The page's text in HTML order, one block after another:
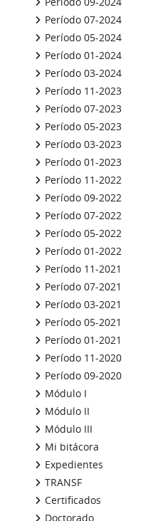
Período 07-2024
Período 05-2024
Período 01-2024
Período 03-2024
Período 11-2023
Período 07-2023
Período 05-2023
Período 03-2023
Período 01-2023
Período 11-2022
Período 09-2022
Período 07-2022
Período 05-2022
Período 01-2022
Período 11-2021
Período 07-2021
Período 03-2021
Período 05-2021
Período 01-2021
Período 11-2020
Período 09-2020
Módulo I
Módulo II
Módulo III
Mi bitácora
Expedientes
TRANSF
Certificados
Doctorado